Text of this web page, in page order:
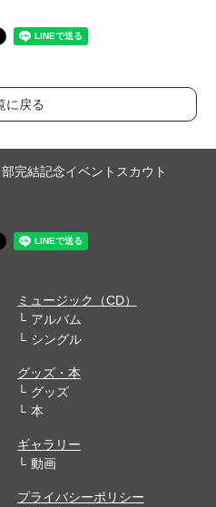
に戻る
部完結記念イベントスカウト
ミュージック（CD）
アルバム
シングル
グッズ・本
グッズ
本
ギャラリー
動画
プライバシーポリシー